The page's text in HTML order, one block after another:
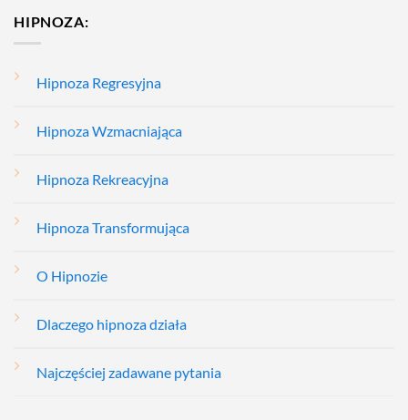
HIPNOZA:
Hipnoza Regresyjna
Hipnoza Wzmacniająca
Hipnoza Rekreacyjna
Hipnoza Transformująca
O Hipnozie
Dlaczego hipnoza działa
Najczęściej zadawane pytania